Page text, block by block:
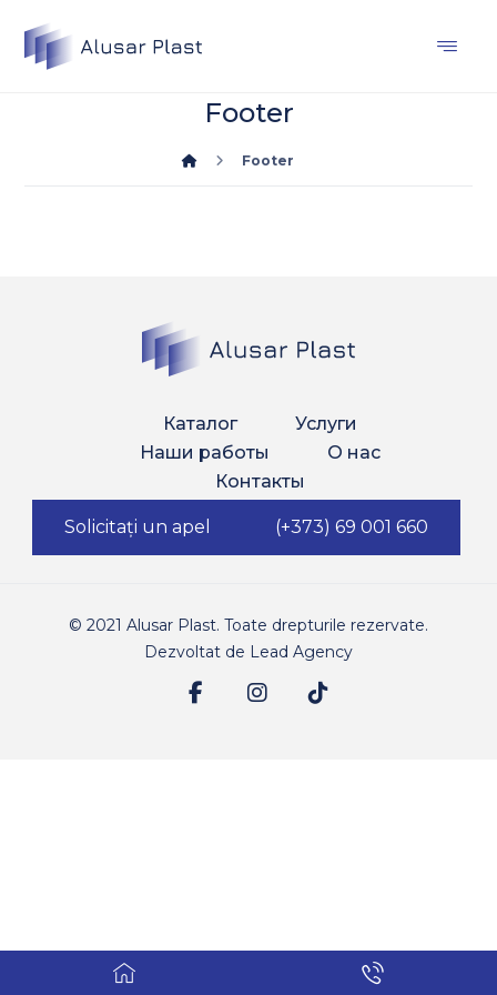
Footer
Footer
Каталог
Услуги
Наши работы
О нас
Контакты
Solicitați un apel (+373) 69 001 660
© 2021 Alusar Plast. Toate drepturile rezervate.
Dezvoltat de Lead Agency